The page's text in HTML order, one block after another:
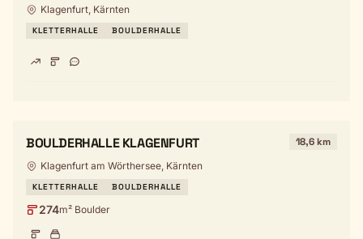
Klagenfurt, Kärnten
KLETTERHALLE BOULDERHALLE
BOULDERHALLE KLAGENFURT 18,6 km
Klagenfurt am Wörthersee, Kärnten
KLETTERHALLE BOULDERHALLE
274m² Boulder